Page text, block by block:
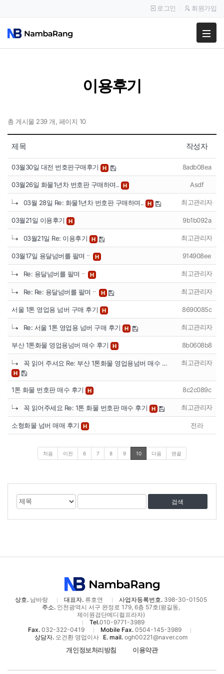
팔고
이용후기
로그인 회원가입
이용후기
총 게시물 239 개, 페이지 10
제목 작성자
03월30일 대전 번호판구매후기 H 8adb08ea
03월26일 화물1년차 번호판 구매하며.. H Asdf
03월 28일 Re: 화물1년차 번호판 구매하며.. H 최고관리자
03월21일 이용후기 H 9b1b092a
03월21일 Re: 이용후기 H 최고관리자
03월17일 용달넘버를 팔며ᆢ H 914908ee
Re: 용달넘버를 팔며ᆢ H 최고관리자
Re: Re: 용달넘버를 팔며ᆢ H 최고관리자
서울 1톤 영업용 넘버 구매 후기 H 8690085c
Re: 서울 1톤 영업용 넘버 구매 후기 H 최고관리자
부산 1톤화물 영업용넘버 매수 후기 H 8b0608b8
꼭 읽어 주셔요 Re: 부산 1톤화물 영업용넘버 매수 …
H
최고관리자
1톤 화물 번호판 매수 후기 H 8c2c089c
꼭 읽어주세요 Re: 1톤 화물 번호판 매수 후기 H 최고관리자
소형화물 넘버 매매 후기 H 전라
처음 이전 6 7 8 9 10 다음 맨끝
게
물
검
색
대
검
어
상호.남바랑 대표자.류호연 사업자등록번호.398-30-01505
주소.인천광역시 서구 완정로 179, 6층 57호(왕길동,
제이원검단메디컬프라자)
Tel.010-9771-3989
Fax. 032-322-0419 Mobile Fax. 0504-145-3989
상담자.오건환 영업이사 E. mail.ogh00221@naver.com
개인정보처리방침 이용약관